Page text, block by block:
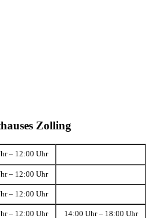
Zolling
– 12:00 Uhr
– 12:00 Uhr
– 12:00 Uhr
– 12:00 Uhr 14:00 Uhr – 18:00 Uhr